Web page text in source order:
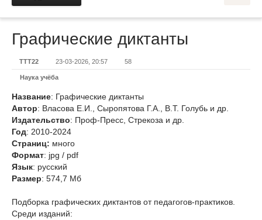
Графические диктанты
TTT22 23-03-2026, 20:57 58
Наука учёба
Название: Графические диктанты
Автор: Власова Е.И., Сыропятова Г.А., В.Т. Голубь и др.
Издательство: Проф-Пресс, Стрекоза и др.
Год: 2010-2024
Cтраниц: много
Формат: jpg / pdf
Язык: русский
Размер: 574,7 Мб
Подборка графических диктантов от педагогов-практиков.
Среди изданий: